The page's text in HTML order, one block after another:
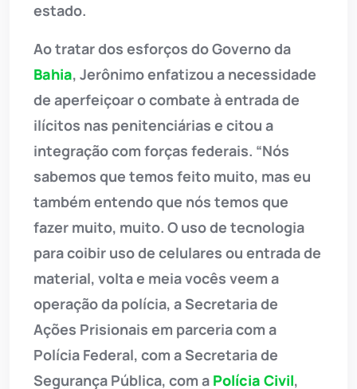
estado.
Ao tratar dos esforços do Governo da
Bahia, Jerônimo enfatizou a necessidade
de aperfeiçoar o combate à entrada de
ilícitos nas penitenciárias e citou a
integração com forças federais. “Nós
sabemos que temos feito muito, mas eu
também entendo que nós temos que
fazer muito, muito. O uso de tecnologia
para coibir uso de celulares ou entrada de
material, volta e meia vocês veem a
operação da polícia, a Secretaria de
Ações Prisionais em parceria com a
Polícia Federal, com a Secretaria de
Segurança Pública, com a Polícia Civil,